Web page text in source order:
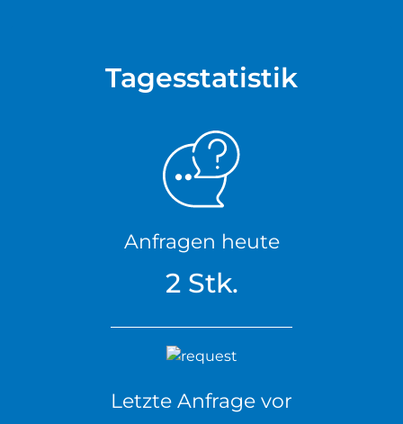
Tagesstatistik
Anfragen heute
2 Stk.
Letzte Anfrage vor